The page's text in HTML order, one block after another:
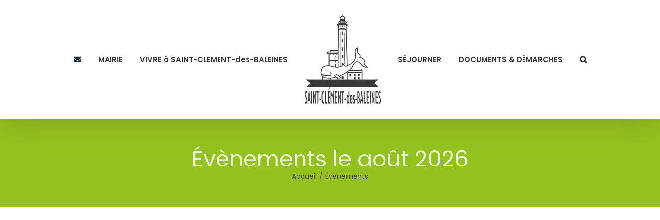
MAIRIE VIVRE à SAINT-CLEMENT-des-BALEINES SÉJOURNER DOCUMENTS & DÉMARCHES
Évènements le août 2026
Accueil Évènements